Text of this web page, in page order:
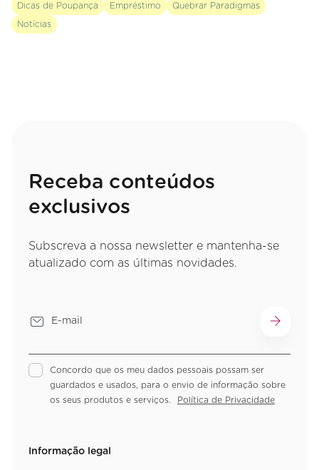
Dicas de Poupança Empréstimo Quebrar Paradigmas
Notícias
Receba conteúdos
exclusivos
Subscreva a nossa newsletter e mantenha-se
atualizado com as últimas novidades.
Concordo que os meu dados pessoais possam ser
guardados e usados, para o envio de informação sobre
os seus produtos e serviços.
Política de Privacidade
Informação legal